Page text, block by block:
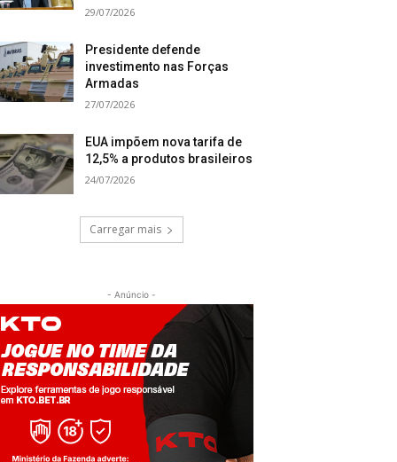
29/07/2026
Presidente defende
investimento nas Forças
Armadas
27/07/2026
EUA impõem nova tarifa de
12,5% a produtos brasileiros
24/07/2026
Carregar mais
- Anúncio -